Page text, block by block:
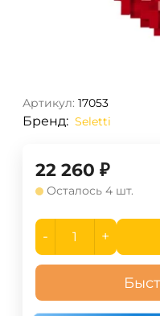
Артикул: 17053
Бренд: Seletti
22 260 ₽
Осталось 4 шт.
- +